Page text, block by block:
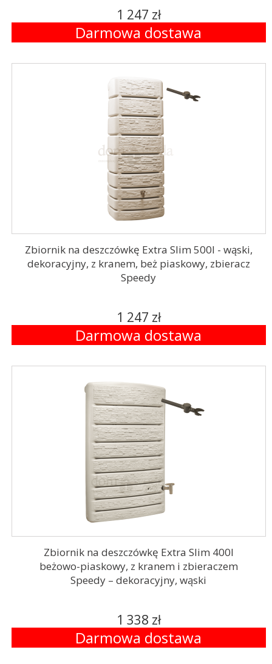
1 247 zł
Darmowa dostawa
Zbiornik na deszczówkę Extra Slim 500l - wąski,
dekoracyjny, z kranem, beż piaskowy, zbieracz
Speedy
1 247 zł
Darmowa dostawa
Zbiornik na deszczówkę Extra Slim 400l
beżowo-piaskowy, z kranem i zbieraczem
Speedy – dekoracyjny, wąski
1 338 zł
Darmowa dostawa